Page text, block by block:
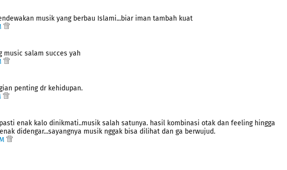
musik yang berbau Islami...biar iman tambah kuat
music salam succes yah
penting dr kehidupan.
enak kalo dinikmati..musik salah satunya. hasil kombinasi otak dan feeling hingga
didengar...sayangnya musik nggak bisa dilihat dan ga berwujud.